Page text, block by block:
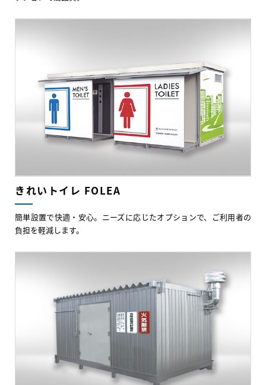
きれいトイレ FOLEA
簡単設置で快適・安心。ニーズに応じたオプションで、ご利用者の
負担を軽減します。